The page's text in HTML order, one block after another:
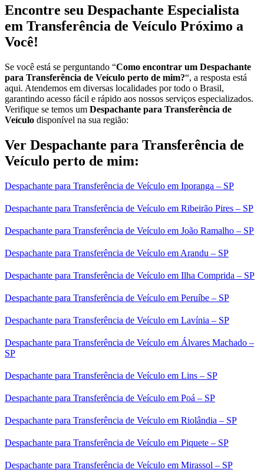
Encontre seu Despachante Especialista
em Transferência de Veículo Próximo a
Você!
Se você está se perguntando “Como encontrar um Despachante
para Transferência de Veículo perto de mim?“, a resposta está
aqui. Atendemos em diversas localidades por todo o Brasil,
garantindo acesso fácil e rápido aos nossos serviços especializados.
Verifique se temos um Despachante para Transferência de
Veículo disponível na sua região:
Ver Despachante para Transferência de
Veículo perto de mim:
Despachante para Transferência de Veículo em Iporanga – SP
Despachante para Transferência de Veículo em Ribeirão Pires – SP
Despachante para Transferência de Veículo em João Ramalho – SP
Despachante para Transferência de Veículo em Arandu – SP
Despachante para Transferência de Veículo em Ilha Comprida – SP
Despachante para Transferência de Veículo em Peruíbe – SP
Despachante para Transferência de Veículo em Lavínia – SP
Despachante para Transferência de Veículo em Álvares Machado –
SP
Despachante para Transferência de Veículo em Lins – SP
Despachante para Transferência de Veículo em Poá – SP
Despachante para Transferência de Veículo em Riolândia – SP
Despachante para Transferência de Veículo em Piquete – SP
Despachante para Transferência de Veículo em Mirassol – SP